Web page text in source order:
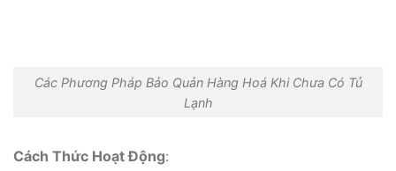
Các Phương Pháp Bảo Quản Hàng Hoá Khi Chưa Có Tủ
Lạnh
Cách Thức Hoạt Động: